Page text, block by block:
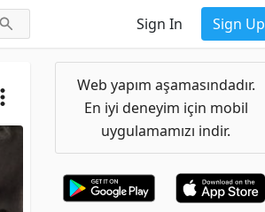
Sign In Sign Up
Web yapım aşamasındadır.
En iyi deneyim için mobil
uygulamamızı indir.